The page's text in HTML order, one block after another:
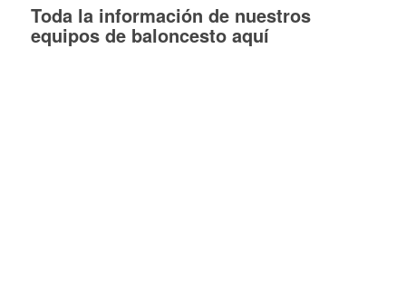
Toda la información de nuestros
equipos de baloncesto aquí